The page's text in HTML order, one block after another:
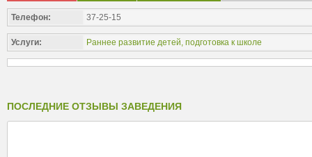
Телефон: 37-25-15
Услуги: Раннее развитие детей, подготовка к школе
ПОСЛЕДНИЕ ОТЗЫВЫ ЗАВЕДЕНИЯ